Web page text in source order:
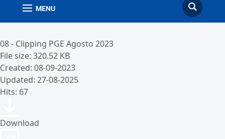
MENU
08 - Clipping PGE Agosto 2023
File size: 320.52 KB
Created: 08-09-2023
Updated: 27-08-2025
Hits: 67
Download